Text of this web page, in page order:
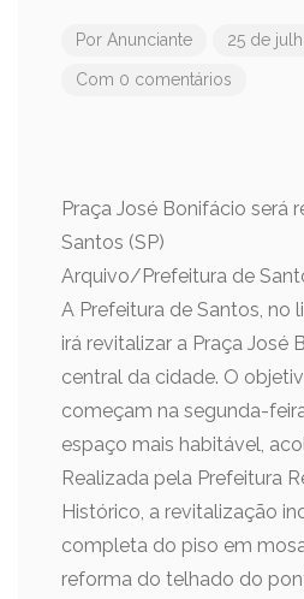
Por Anunciante 25 de
Com 0 comentários
Praça José Bonifácio será
Santos (SP)
Arquivo/Prefeitura de
A Prefeitura de Santos, no
irá revitalizar a Praça José
central da cidade. O
começam na segunda-
espaço mais habitável,
Realizada pela Prefeitura
Histórico, a revitalização
completa do piso em
reforma do telhado do